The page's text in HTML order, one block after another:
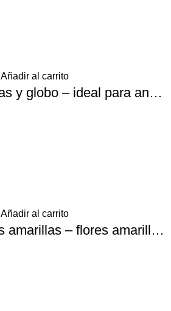
Añadir al carrito
Ramo de 12 rosas y globo – ideal para aniversario
Añadir al carrito
Ramo de 6 rosas amarillas – flores amarillas